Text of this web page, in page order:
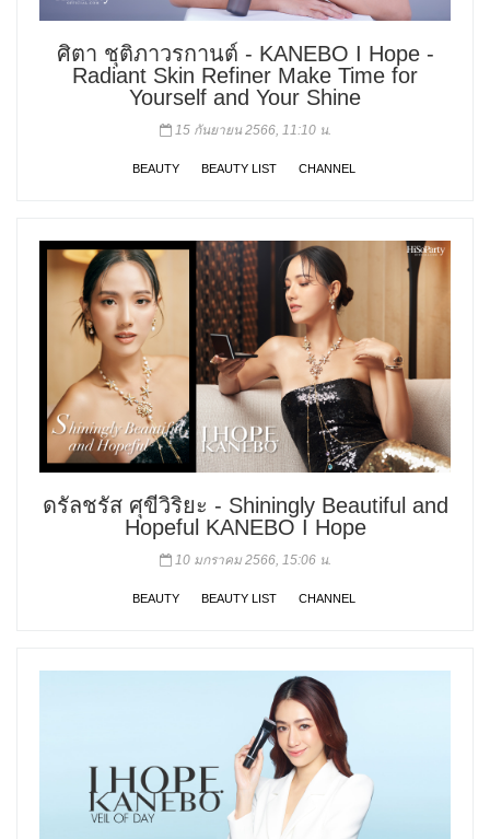
ศิตา ชุติภาวรกานต์ - KANEBO I Hope -
Radiant Skin Refiner Make Time for
Yourself and Your Shine
15 กันยายน 2566, 11:10 น.
BEAUTY BEAUTY LIST CHANNEL
ดรัลชรัส ศุขีวิริยะ - Shiningly Beautiful and
Hopeful KANEBO I Hope
10 มกราคม 2566, 15:06 น.
BEAUTY BEAUTY LIST CHANNEL